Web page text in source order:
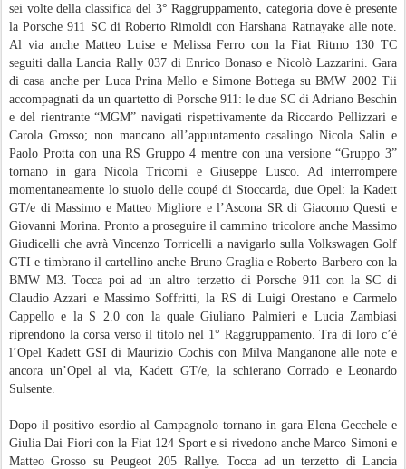
sei volte della classifica del 3° Raggruppamento, categoria dove è presente
la Porsche 911 SC di Roberto Rimoldi con Harshana Ratnayake alle note.
Al via anche Matteo Luise e Melissa Ferro con la Fiat Ritmo 130 TC
seguiti dalla Lancia Rally 037 di Enrico Bonaso e Nicolò Lazzarini. Gara
di casa anche per Luca Prina Mello e Simone Bottega su BMW 2002 Tii
accompagnati da un quartetto di Porsche 911: le due SC di Adriano Beschin
e del rientrante “MGM” navigati rispettivamente da Riccardo Pellizzari e
Carola Grosso; non mancano all’appuntamento casalingo Nicola Salin e
Paolo Protta con una RS Gruppo 4 mentre con una versione “Gruppo 3”
tornano in gara Nicola Tricomi e Giuseppe Lusco. Ad interrompere
momentaneamente lo stuolo delle coupé di Stoccarda, due Opel: la Kadett
GT/e di Massimo e Matteo Migliore e l’Ascona SR di Giacomo Questi e
Giovanni Morina. Pronto a proseguire il cammino tricolore anche Massimo
Giudicelli che avrà Vincenzo Torricelli a navigarlo sulla Volkswagen Golf
GTI e timbrano il cartellino anche Bruno Graglia e Roberto Barbero con la
BMW M3. Tocca poi ad un altro terzetto di Porsche 911 con la SC di
Claudio Azzari e Massimo Soffritti, la RS di Luigi Orestano e Carmelo
Cappello e la S 2.0 con la quale Giuliano Palmieri e Lucia Zambiasi
riprendono la corsa verso il titolo nel 1° Raggruppamento. Tra di loro c’è
l’Opel Kadett GSI di Maurizio Cochis con Milva Manganone alle note e
ancora un’Opel al via, Kadett GT/e, la schierano Corrado e Leonardo
Sulsente.
Dopo il positivo esordio al Campagnolo tornano in gara Elena Gecchele e
Giulia Dai Fiori con la Fiat 124 Sport e si rivedono anche Marco Simoni e
Matteo Grosso su Peugeot 205 Rallye. Tocca ad un terzetto di Lancia